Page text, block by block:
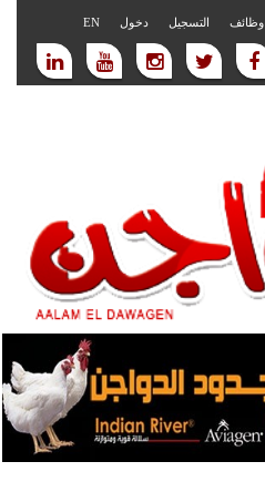
وظائف التسجيل دخول EN